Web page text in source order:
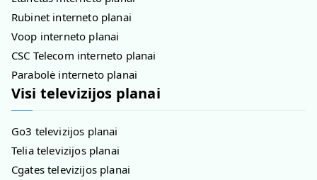
Rubinet interneto planai
Voop interneto planai
CSC Telecom interneto planai
Parabolė interneto planai
Visi televizijos planai
Go3 televizijos planai
Telia televizijos planai
Cgates televizijos planai